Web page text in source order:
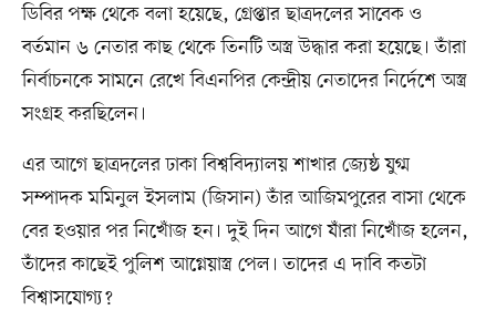
ডিবির পক্ষ থেকে বলা হয়েছে, গ্রেপ্তার ছাত্রদলের সাবেক ও
বর্তমান ৬ নেতার কাছ থেকে তিনটি অস্ত্র উদ্ধার করা হয়েছে। তাঁরা
নির্বাচনকে সামনে রেখে বিএনপির কেন্দ্রীয় নেতাদের নির্দেশে অস্ত্র
সংগ্রহ করছিলেন।
এর আগে ছাত্রদলের ঢাকা বিশ্ববিদ্যালয় শাখার জ্যেষ্ঠ যুগ্ম
সম্পাদক মমিনুল ইসলাম (জিসান) তাঁর আজিমপুরের বাসা থেকে
বের হওয়ার পর নিখোঁজ হন। দুই দিন আগে যাঁরা নিখোঁজ হলেন,
তাঁদের কাছেই পুলিশ আগ্নেয়াস্ত্র পেল। তাদের এ দাবি কতটা
বিশ্বাসযোগ্য?